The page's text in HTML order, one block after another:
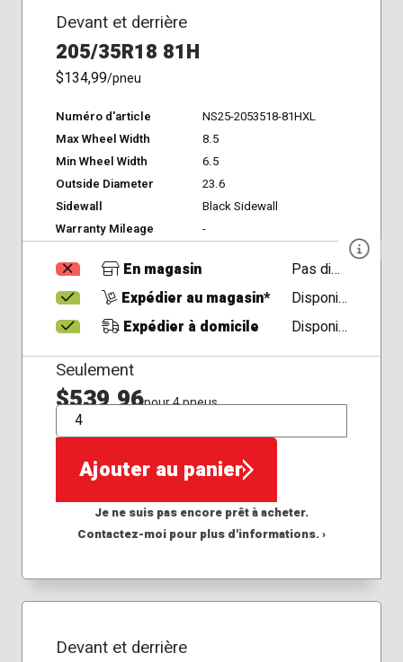
Devant et derrière
205/35R18 81H
$134,99/pneu
Numéro d'article
NS25-2053518-81HXL
Max Wheel Width
8.5
Min Wheel Width
6.5
Outside Diameter
23.6
Sidewall
Black Sidewall
Warranty Mileage
-
En magasin
Pas disponible
Expédier au magasin*
Disponible
Expédier à domicile
Disponible
Seulement
$539,96pour 4 pneus
QTÉ
Ajouter au panier
Je ne suis pas encore prêt à acheter.
Contactez-moi pour plus d'informations. ›
Devant et derrière